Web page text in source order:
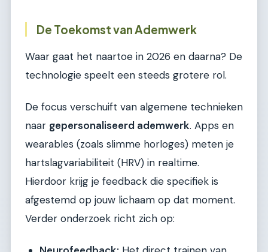
De Toekomst van Ademwerk
Waar gaat het naartoe in 2026 en daarna? De
technologie speelt een steeds grotere rol.
De focus verschuift van algemene technieken
naar gepersonaliseerd ademwerk. Apps en
wearables (zoals slimme horloges) meten je
hartslagvariabiliteit (HRV) in realtime.
Hierdoor krijg je feedback die specifiek is
afgestemd op jouw lichaam op dat moment.
Verder onderzoek richt zich op: